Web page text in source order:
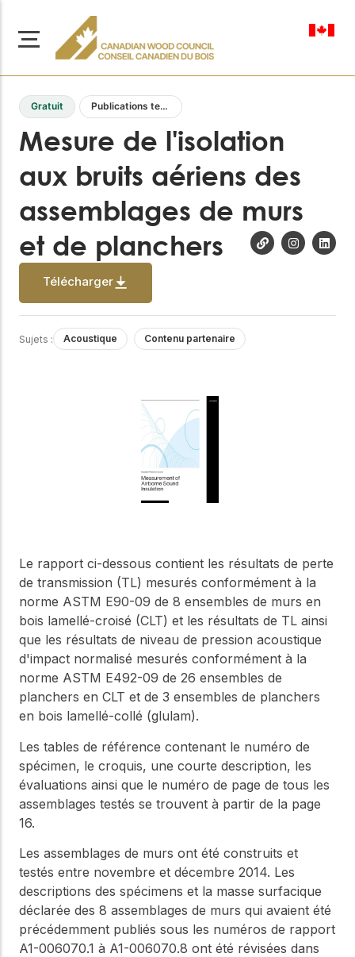
Parcourir les
ressources
Accédez à un large
publications, de
solutions et d'aide
professionnelle pour
soutenir chaque étape
de vos projets de
Outils de
conception
Outils et calculateurs
certifiés pour vous
aider à concevoir des
structures en bois
efficaces et durables
Apprentissage
en ligne
Développez votre
expertise grâce à des
cours en ligne, des
ateliers et des
formations sur la
construction en bois,
les normes et les
meilleures pratiques.
Réseau
d'innovation
dans le domaine
Connectez-vous avec
des professionnels et
explorez des idées de
pointe qui stimulent
l'innovation dans la
construction en bois et
la durabilité.
À propos de nous
Apprenez-en davantage
sur notre mission visant à
promouvoir la
construction en bois
innovante dans tout le
Canada.
Notre Conseil
avec les dirigeants qui
fournissent la direction
stratégique et la
gouvernance de notre
organisation.
opportunités de
développement de
carrière au sein de notre
équipe multidisciplinaire.
Boiseries
Explorez le programme
WoodWorks et
connectez-vous pour
obtenir du support
technique, des conseils
d'experts et accéder à
des ressources pratiques
Gratuit Publications techniques
Mesure de l'isolation
aux bruits aériens des
assemblages de murs
et de planchers
Télécharger
Sujets : Acoustique Contenu partenaire
Le rapport ci-dessous contient les résultats de perte
de transmission (TL) mesurés conformément à la
norme ASTM E90-09 de 8 ensembles de murs en
bois lamellé-croisé (CLT) et les résultats de TL ainsi
que les résultats de niveau de pression acoustique
d'impact normalisé mesurés conformément à la
norme ASTM E492-09 de 26 ensembles de
planchers en CLT et de 3 ensembles de planchers
en bois lamellé-collé (glulam).
Les tables de référence contenant le numéro de
spécimen, le croquis, une courte description, les
évaluations ainsi que le numéro de page de tous les
assemblages testés se trouvent à partir de la page
16.
Les assemblages de murs ont été construits et
testés entre novembre et décembre 2014. Les
descriptions des spécimens et la masse surfacique
déclarée des 8 assemblages de murs qui avaient été
précédemment publiés sous les numéros de rapport
A1-006070.1 à A1-006070.8 ont été révisées dans